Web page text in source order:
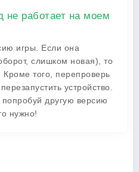
не работает на моем
игры. Если она
слишком новая), то
Кроме того, перепроверь
устройство.
попробуй другую версию
нужно!